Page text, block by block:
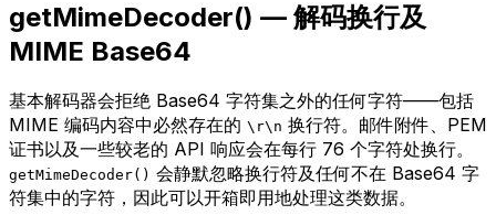
getMimeDecoder() — 解码换行及
MIME Base64
基本解码器会拒绝 Base64 字符集之外的任何字符——包括
MIME 编码内容中必然存在的 \r\n 换行符。邮件附件、PEM
证书以及一些较老的 API 响应会在每行 76 个字符处换行。
getMimeDecoder() 会静默忽略换行符及任何不在 Base64 字
符集中的字符，因此可以开箱即用地处理这类数据。